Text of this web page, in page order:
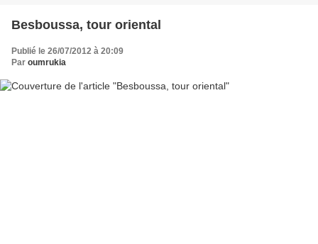
Besboussa, tour oriental
Publié le 26/07/2012 à 20:09
Par oumrukia